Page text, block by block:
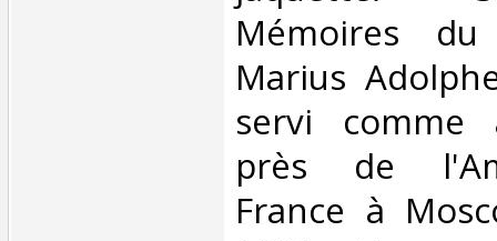
Mémoires du
Marius
servi comme
près de
France à